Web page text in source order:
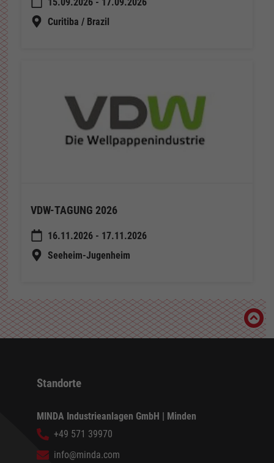
Curitiba / Brazil
VDW-TAGUNG 2026
16.11.2026 - 17.11.2026
Seeheim-Jugenheim
Standorte
MINDA Industrieanlagen GmbH | Minden
+49 571 39970
info@minda.com